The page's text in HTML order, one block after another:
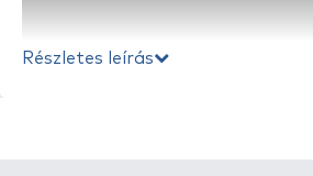
Részletes leírás